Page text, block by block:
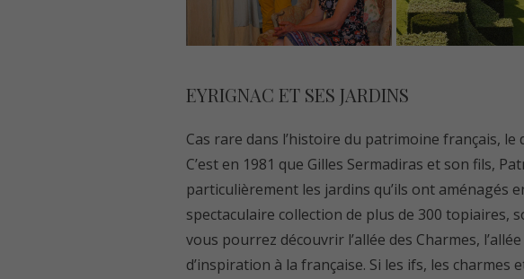
EYRIGNAC ET SES JARDINS
Cas rare dans l’histoire du patrimoine français,
C’est en 1981 que Gilles Sermadiras et son fils,
particulièrement les jardins qu’ils ont aménagés
spectaculaire collection de plus de 300 topiaires,
vous pourrez découvrir l’allée des Charmes,
d’inspiration à la française. Si les ifs, les